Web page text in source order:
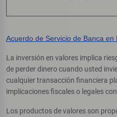
Acuerdo de Servicio de Banca en
La inversión en valores implica
de perder dinero cuando usted
cualquier transacción financiera
implicaciones fiscales o legales
Los productos de valores son